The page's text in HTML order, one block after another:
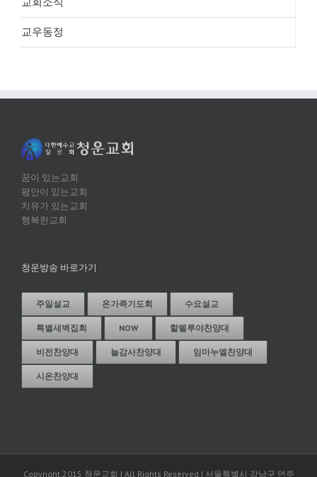
교우동정
꿈이 있는교회
평안이 있는교회
치유가 있는교회
행복한교회
청운방송 바로가기
주일설교 온가족기도회 수요설교
특별새벽집회 NOW 할렐루야찬양대
비전찬양대 늘감사찬양대 임마누엘찬양대
시온찬양대
Copyright 2015 청운교회 | All Rights Reserved | 서울특별시 강남구 언주